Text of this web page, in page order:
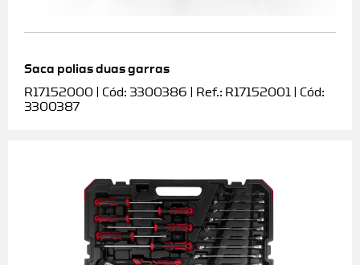
Saca polias duas garras
R17152000 | Cód: 3300386 | Ref.: R17152001 | Cód:
3300387